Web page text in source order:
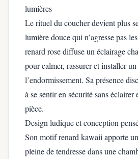
lumières
Le rituel du coucher devient plus
lumière douce qui n’agresse pas
renard rose diffuse un éclairage
pour calmer, rassurer et installer
l’endormissement. Sa présence
à se sentir en sécurité sans éclairer
pièce.
Design ludique et conception
Son motif renard kawaii apporte
pleine de tendresse dans une